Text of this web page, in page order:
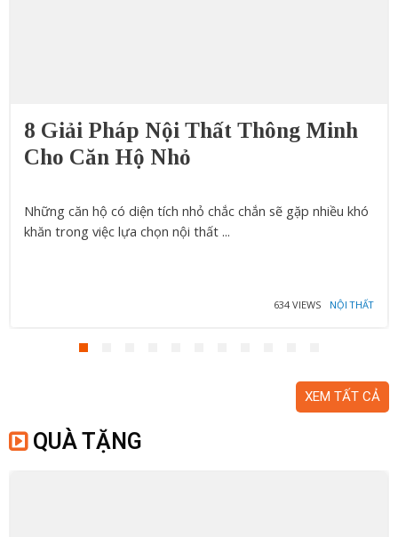
8 Giải Pháp Nội Thất Thông Minh
Cho Căn Hộ Nhỏ
Những căn hộ có diện tích nhỏ chắc chắn sẽ gặp nhiều khó
khăn trong việc lựa chọn nội thất ...
634 VIEWS NỘI THẤT
XEM TẤT CẢ
QUÀ TẶNG